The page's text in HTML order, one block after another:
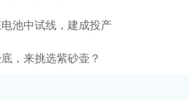
池中试线，建成投产
，来挑选紫砂壶？